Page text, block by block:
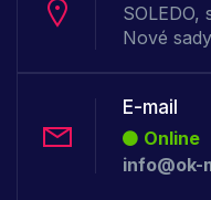
SOLEDO,
Nové
E-mail
Online
info@ok-